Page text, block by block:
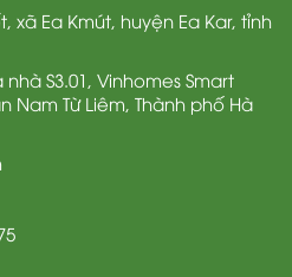
xã Ea Kmút, huyện Ea Kar, tỉnh
S3.01, Vinhomes Smart
Nam Từ Liêm, Thành phố Hà